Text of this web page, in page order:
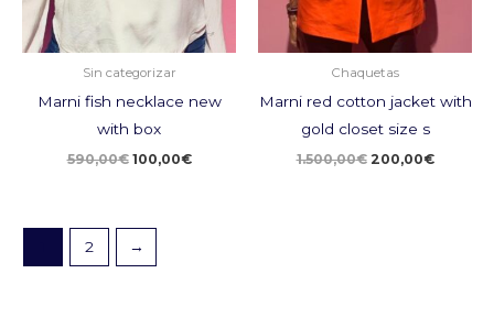
Sin categorizar
Marni fish necklace new
with box
590,00€ 100,00€
Chaquetas
Marni red cotton jacket with
gold closet size s
1.500,00€ 200,00€
2 →